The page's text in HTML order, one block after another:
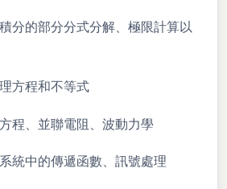
分的部分分式分解、極限計算以
方程和不等式
程、並聯電阻、波動力學
統中的傳遞函數、訊號處理